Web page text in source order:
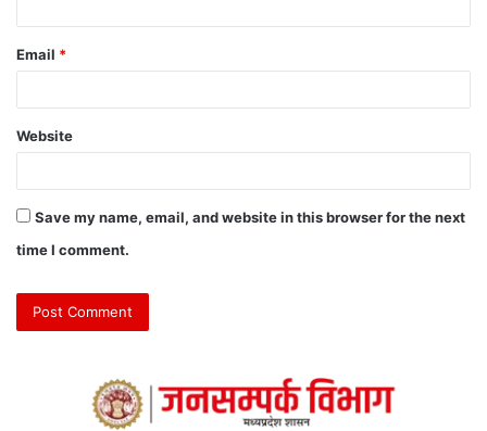
Email *
Website
Save my name, email, and website in this browser for the next
time I comment.